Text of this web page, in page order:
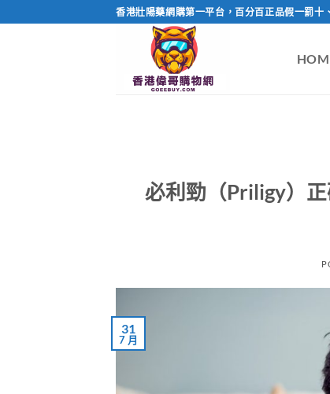
to
香港壯陽藥網購第一平台，百分百正品假一罰十
必利勁（Priligy）
31
7 月